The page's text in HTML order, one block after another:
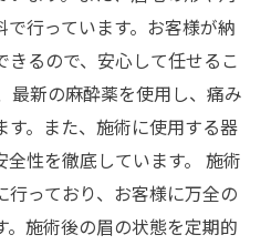
行っています。お客様が納
るので、安心して任せるこ
最新の麻酔薬を使用し、痛み
す。また、施術に使用する器
性を徹底しています。 施術
っており、お客様に万全の
施術後の眉の状態を定期的